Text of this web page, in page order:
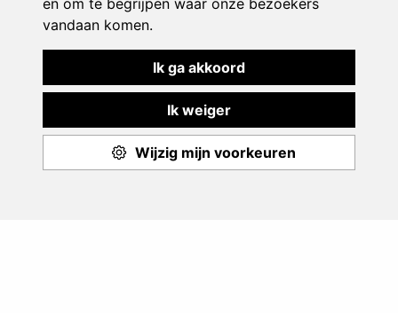
Events
Monitoren
Over ons